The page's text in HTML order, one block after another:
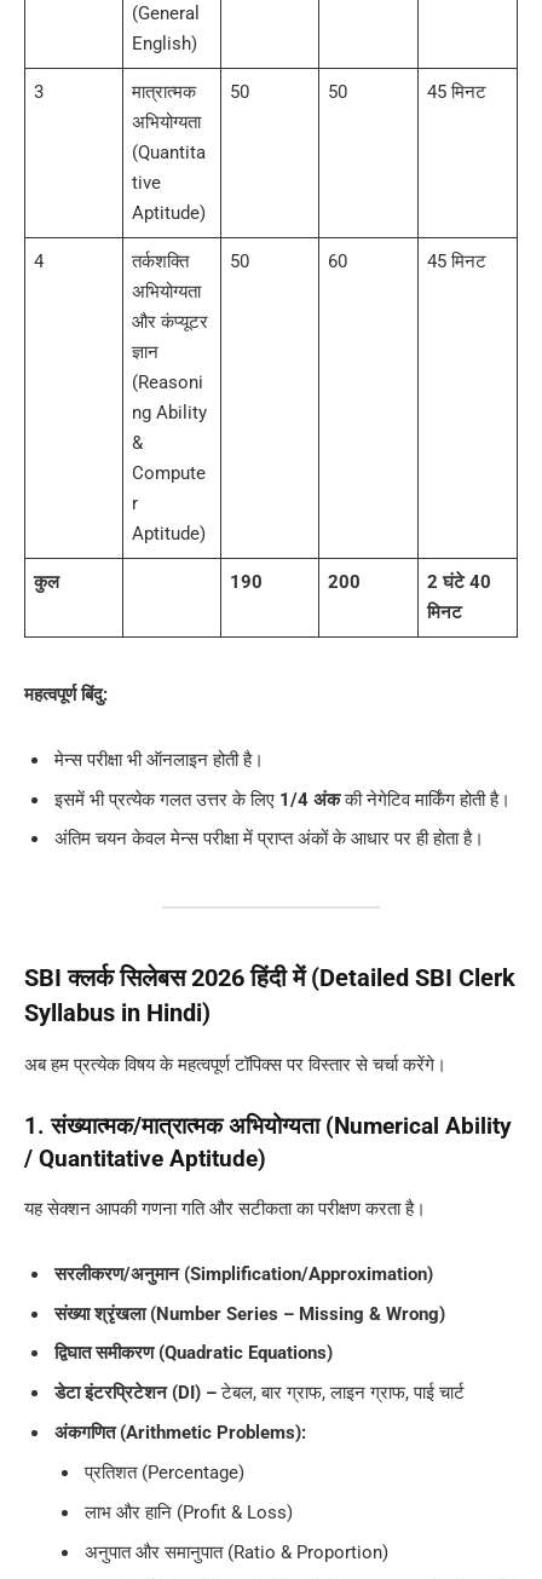
(General
English)
3
मात्रात्मक
अभियोग्यता
(Quantita
tive
Aptitude)
50 50 45 मिनट
4
तर्कशक्ति
अभियोग्यता
और कंप्यूटर
ज्ञान
(Reasoni
ng Ability
&
Compute
r
Aptitude)
50 60 45 मिनट
कुल 190 200
2 घंटे 40
मिनट
महत्वपूर्ण बिंदु:
मेन्स परीक्षा भी ऑनलाइन होती है।
इसमें भी प्रत्येक गलत उत्तर के लिए 1/4 अंककी नेगेटिव मार्किंग होती है।
अंतिम चयन केवल मेन्स परीक्षा में प्राप्त अंकों के आधार पर ही होता है।
SBI क्लर्क सिलेबस 2026 हिंदी में (Detailed SBI Clerk
Syllabus in Hindi)
अब हम प्रत्येक विषय के महत्वपूर्ण टॉपिक्स पर विस्तार से चर्चा करेंगे।
1. संख्यात्मक/मात्रात्मक अभियोग्यता (Numerical Ability
/ Quantitative Aptitude)
यह सेक्शन आपकी गणना गति और सटीकता का परीक्षण करता है।
सरलीकरण/अनुमान (Simplification/Approximation)
संख्या श्रृंखला (Number Series – Missing & Wrong)
द्विघात समीकरण (Quadratic Equations)
डेटा इंटरप्रिटेशन (DI) –टेबल, बार ग्राफ, लाइन ग्राफ, पाई चार्ट
अंकगणित (Arithmetic Problems):
प्रतिशत (Percentage)
लाभ और हानि (Profit & Loss)
अनुपात और समानुपात (Ratio & Proportion)